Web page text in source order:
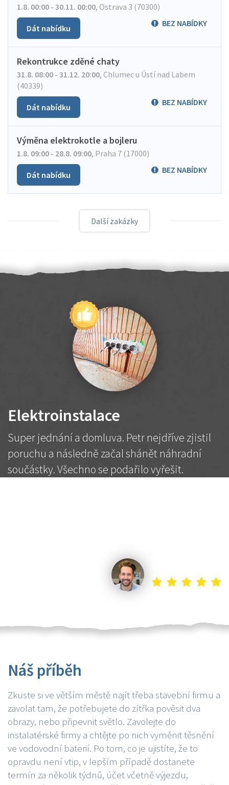
1.8. 00:00 - 30.11. 00:00, Ostrava 3 (70300)
BEZ NABÍDKY
Dát nabídku
Rekontrukce zděné chaty
31.8. 08:00 - 31.12. 20:00, Chlumec u Ústí nad Labem
(40339)
BEZ NABÍDKY
Dát nabídku
Výměna elektrokotle a bojleru
1.8. 09:00 - 28.8. 09:00, Praha 7 (17000)
BEZ NABÍDKY
Dát nabídku
Další zakázky
Elektroinstalace
Super jednání a domluva. Petr nejdříve zjistil
poruchu a následně začal shánět náhradní
součástky. Všechno se podařilo vyřešit.
Náš příběh
Zkuste si ve větším městě najít třeba stavební firmu a
zavolat tam, že potřebujete do zítřka pověsit dva
obrazy, nebo připevnit světlo. Zavolejte do
instalatérské firmy a chtějte po nich vyměnit těsnění
ve vodovodní baterií. Po tom, co je ujistíte, že to
opravdu není vtip, v lepším případě dostanete
termín za několik týdnů, účet včetně výjezdu,